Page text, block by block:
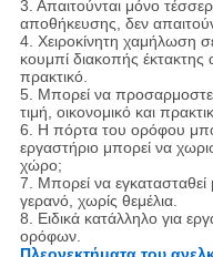
3. Απαιτούνται μόνο
αποθήκευσης, δεν
4. Χειροκίνητη χαμήλωση
κουμπί διακοπής έκτακτης
πρακτικό.
5. Μπορεί να
τιμή, οικονομικό και
6. Η πόρτα του ορόφου
εργαστήριο μπορεί να
χώρο;
7. Μπορεί να εγκατασταθεί
γερανό, χωρίς θεμέλια.
8. Ειδικά κατάλληλο για
ορόφων.